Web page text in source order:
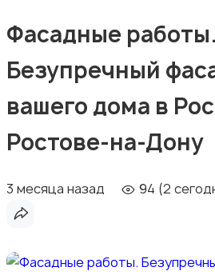
Фасадные работы.
Безупречный
вашего дома в
Ростове-на-Дону
3 месяца назад 94 (2